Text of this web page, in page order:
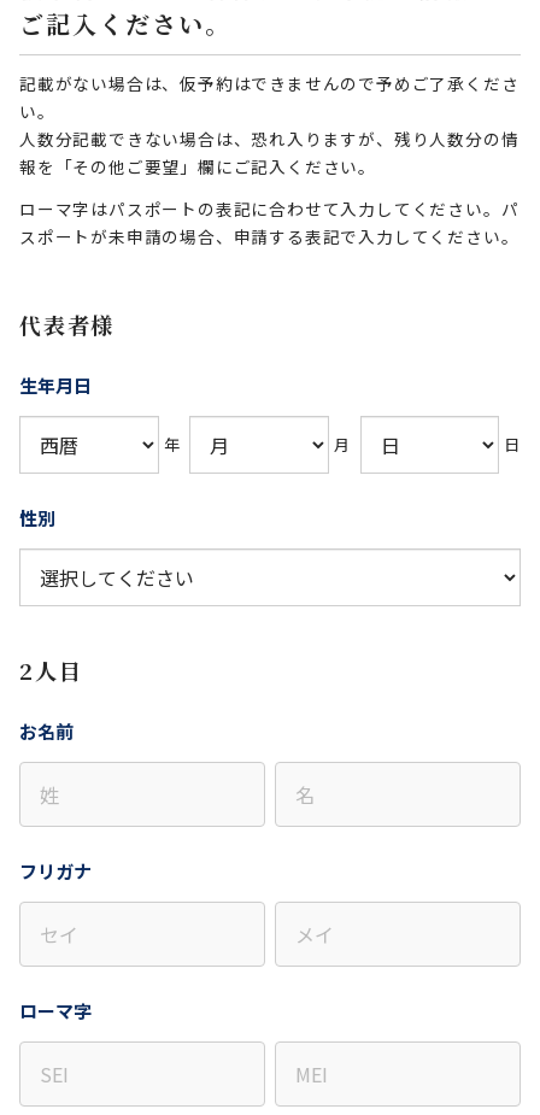
ご記入ください。
記載がない場合は、仮予約はできませんので予めご了承くださ
い。
人数分記載できない場合は、恐れ入りますが、残り人数分の情
報を「その他ご要望」欄にご記入ください。
ローマ字はパスポートの表記に合わせて入力してください。パ
スポートが未申請の場合、申請する表記で入力してください。
代表者様
生年月日
年 月 日
性別
2人目
お名前
フリガナ
ローマ字